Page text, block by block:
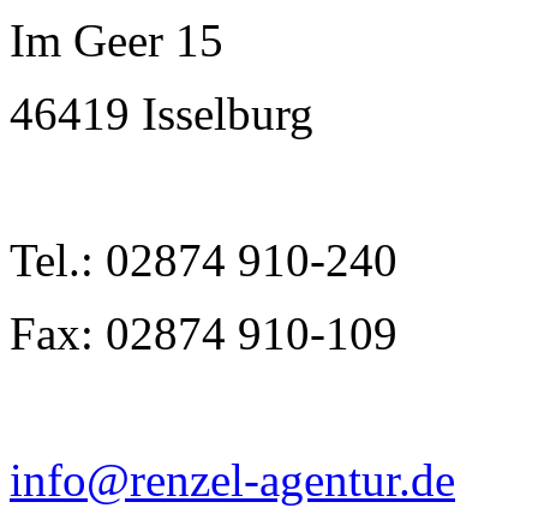
Im Geer 15
46419 Isselburg
Tel.: 02874 910-240
Fax: 02874 910-109
info@renzel-agentur.de